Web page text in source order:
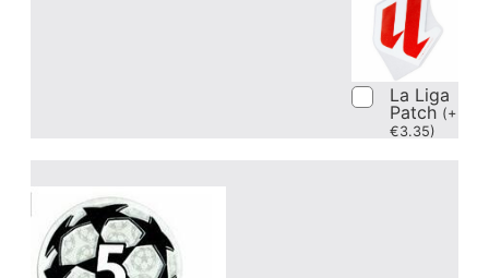
La Liga
Patch (+
€3.35)